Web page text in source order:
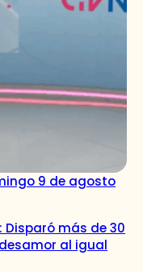
9 de agosto
Disparó más de 30
al igual